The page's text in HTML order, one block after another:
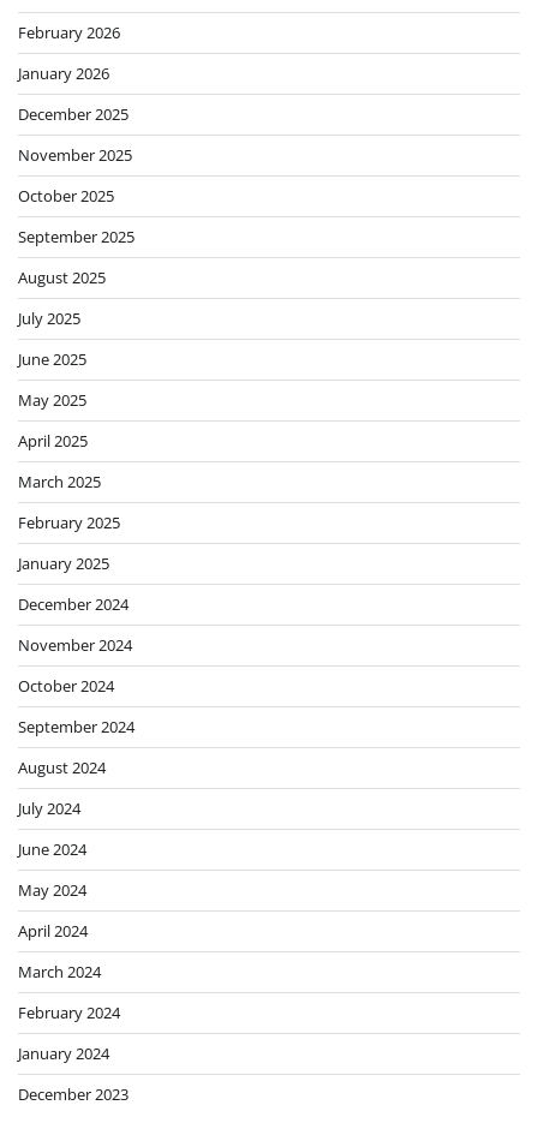
February 2026
January 2026
December 2025
November 2025
October 2025
September 2025
August 2025
July 2025
June 2025
May 2025
April 2025
March 2025
February 2025
January 2025
December 2024
November 2024
October 2024
September 2024
August 2024
July 2024
June 2024
May 2024
April 2024
March 2024
February 2024
January 2024
December 2023